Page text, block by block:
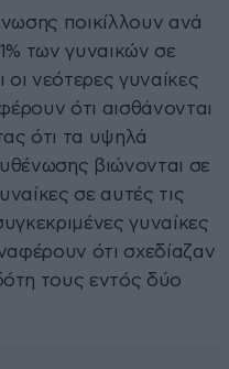
ποικίλλουν ανά
των γυναικών σε
οι νεότερες γυναίκες
ότι αισθάνονται
ότι τα υψηλά
βιώνονται σε
σε αυτές τις
γυναίκες
ότι σχεδίαζαν
τους εντός δύο